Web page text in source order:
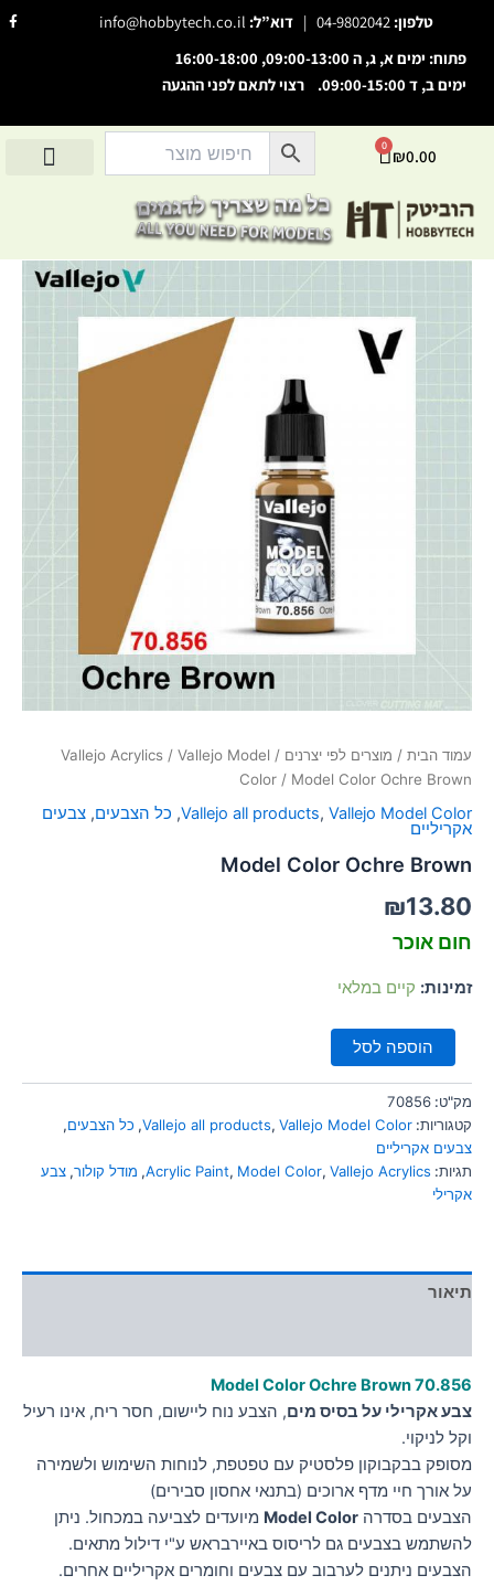
visibility_off השבת את ההבזקים
סמן כותרות
צבע רקע
zoom_out זום (הקטנה)
זום (הגדלה)
remove_circle_outline
add_circle_outline הגדלת גופן
spellcheck
brightness_high ניגודיות בהירה
brightness_low ניגודיות כהה
format_underlined הוסף קו תחתון לקישורים
font_download סמן קישורים
לאפס
את
כל
האפשרויות
טלפון: 04-9802042
| דוא”ל: info@hobbytech.co.il
F
a
פתוח: ימים א, ג, ה 09:00-13:00, 16:00-18:00
ימים ב, ד 09:00-15:00. רצוי לתאם לפני ההגעה
₪0.00
0
עגלת
עמוד הבית / מוצרים לפי יצרנים /
Vallejo Acrylics / Vallejo Model
Color / Model Color Ochre Brown
Vallejo all products, Vallejo Model Color
, כל הצבעים, צבעים
אקריליים
Model Color Ochre Brown
₪13.80
חום אוכר
זמינות: קיים במלאי
הוספה לסל
מק"ט: 70856
קטגוריות:
Vallejo all products, Vallejo Model Color
, כל הצבעים,
צבעים אקריליים
תגיות:
Acrylic Paint, Model Color, Vallejo Acrylics
, מודל קולור, צבע
אקרילי
תיאור
Model Color Ochre Brown70.856
צבע אקרילי על בסיס מים, הצבע נוח ליישום, חסר ריח, אינו רעיל
וקל לניקוי.
מסופק בבקבוקון פלסטיק עם טפטפת, לנוחות השימוש ולשמירה
על אורך חיי מדף ארוכים (בתנאי אחסון סבירים)
הצבעים בסדרה Model Color מיועדים לצביעה במכחול. ניתן
להשתמש בצבעים גם לריסוס באיירבראש ע"י דילול מתאים.
הצבעים ניתנים לערבוב עם צבעים וחומרים אקריליים אחרים.